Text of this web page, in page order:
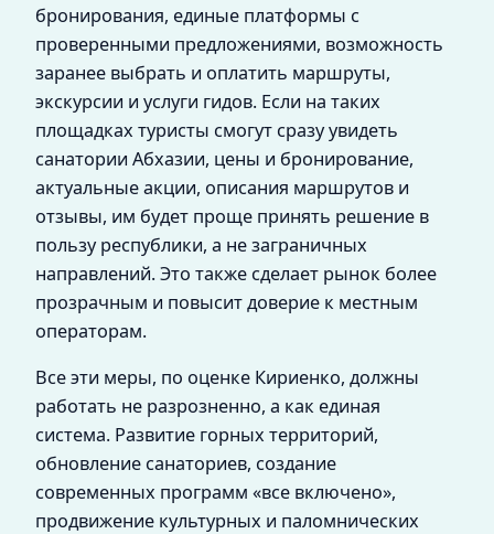
бронирования, единые платформы с
проверенными предложениями, возможность
заранее выбрать и оплатить маршруты,
экскурсии и услуги гидов. Если на таких
площадках туристы смогут сразу увидеть
санатории Абхазии, цены и бронирование,
актуальные акции, описания маршрутов и
отзывы, им будет проще принять решение в
пользу республики, а не заграничных
направлений. Это также сделает рынок более
прозрачным и повысит доверие к местным
операторам.
Все эти меры, по оценке Кириенко, должны
работать не разрозненно, а как единая
система. Развитие горных территорий,
обновление санаториев, создание
современных программ «все включено»,
продвижение культурных и паломнических